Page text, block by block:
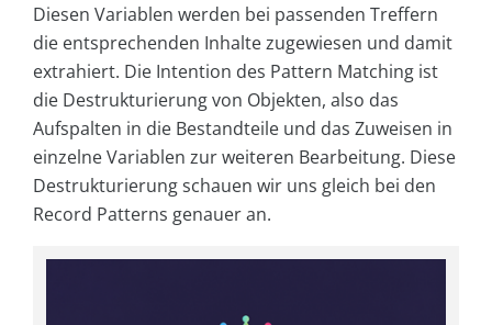
Diesen Variablen werden bei passenden Treffern
die entsprechenden Inhalte zugewiesen und damit
extrahiert. Die Intention des Pattern Matching ist
die Destrukturierung von Objekten, also das
Aufspalten in die Bestandteile und das Zuweisen in
einzelne Variablen zur weiteren Bearbeitung. Diese
Destrukturierung schauen wir uns gleich bei den
Record Patterns genauer an.